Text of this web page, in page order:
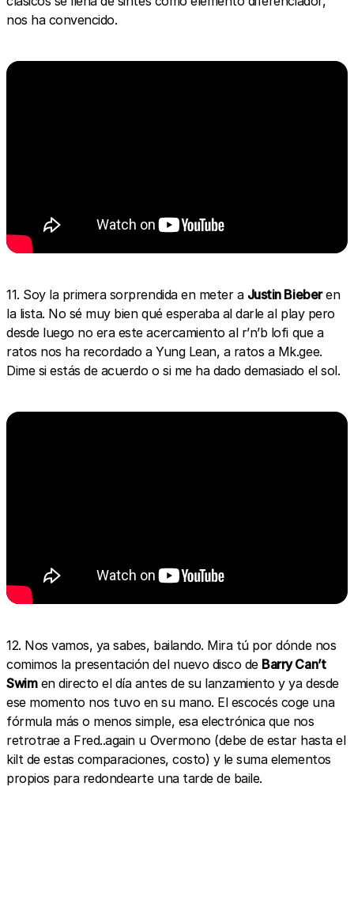
nos ha convencido.
11. Soy la primera sorprendida en meter a Justin Bieberen
la lista. No sé muy bien qué esperaba al darle al play pero
desde luego no era este acercamiento al r’n’b lofi que a
ratos nos ha recordado a Yung Lean, a ratos a Mk.gee.
Dime si estás de acuerdo o si me ha dado demasiado el sol.
12. Nos vamos, ya sabes, bailando. Mira tú por dónde nos
comimos la presentación del nuevo disco de Barry Can’t
Swimen directo el día antes de su lanzamiento y ya desde
ese momento nos tuvo en su mano. El escocés coge una
fórmula más o menos simple, esa electrónica que nos
retrotrae a Fred..again u Overmono (debe de estar hasta el
kilt de estas comparaciones, costo) y le suma elementos
propios para redondearte una tarde de baile.